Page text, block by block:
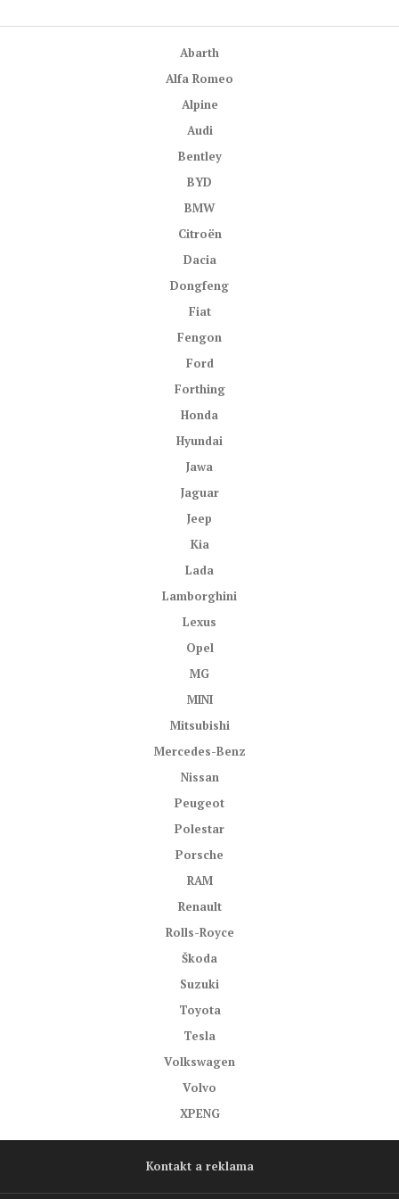
Abarth
Alfa Romeo
Alpine
Audi
Bentley
BYD
BMW
Citroën
Dacia
Dongfeng
Fiat
Fengon
Ford
Forthing
Honda
Hyundai
Jawa
Jaguar
Jeep
Kia
Lada
Lamborghini
Lexus
Opel
MG
MINI
Mitsubishi
Mercedes-Benz
Nissan
Peugeot
Polestar
Porsche
RAM
Renault
Rolls-Royce
Škoda
Suzuki
Toyota
Tesla
Volkswagen
Volvo
XPENG
Kontakt a reklama